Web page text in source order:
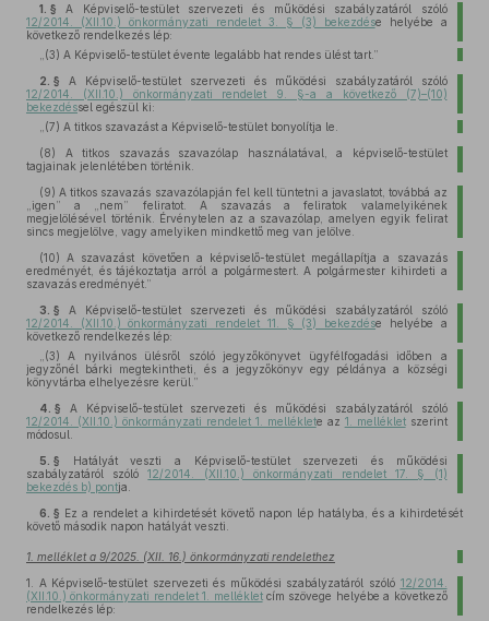
1. § A Képviselő-testület szervezeti és működési szabályzatáról szóló
12/2014. (XII.10.) önkormányzati rendelet 3. § (3) bekezdése helyébe a
következő rendelkezés lép:
„(3) A Képviselő-testület évente legalább hat rendes ülést tart.”
2. § A Képviselő-testület szervezeti és működési szabályzatáról szóló
12/2014. (XII.10.) önkormányzati rendelet 9. §-a a következő (7)–(10)
bekezdéssel egészül ki:
„(7) A titkos szavazást a Képviselő-testület bonyolítja le.
(8) A titkos szavazás szavazólap használatával, a képviselő-testület
tagjainak jelenlétében történik.
(9) A titkos szavazás szavazólapján fel kell tüntetni a javaslatot, továbbá az
„igen” a „nem” feliratot. A szavazás a feliratok valamelyikének
megjelölésével történik. Érvénytelen az a szavazólap, amelyen egyik felirat
sincs megjelölve, vagy amelyiken mindkettő meg van jelölve.
(10) A szavazást követően a képviselő-testület megállapítja a szavazás
eredményét, és tájékoztatja arról a polgármestert. A polgármester kihirdeti a
szavazás eredményét.”
3. § A Képviselő-testület szervezeti és működési szabályzatáról szóló
12/2014. (XII.10.) önkormányzati rendelet 11. § (3) bekezdése helyébe a
következő rendelkezés lép:
„(3) A nyilvános ülésről szóló jegyzőkönyvet ügyfélfogadási időben a
jegyzőnél bárki megtekintheti, és a jegyzőkönyv egy példánya a községi
könyvtárba elhelyezésre kerül.”
4. § A Képviselő-testület szervezeti és működési szabályzatáról szóló
12/2014. (XII.10.) önkormányzati rendelet 1. melléklete az 1. mellékletszerint
módosul.
5. § Hatályát veszti a Képviselő-testület szervezeti és működési
szabályzatáról szóló12/2014. (XII.10.) önkormányzati rendelet 17. § (1)
bekezdés b) pontja.
6. § Ez a rendelet a kihirdetését követő napon lép hatályba, és a kihirdetését
követő második napon hatályát veszti.
1. melléklet a 9/2025. (XII. 16.) önkormányzati rendelethez
1.
A Képviselő-testület szervezeti és működési szabályzatáról szóló 12/2014.
(XII.10.) önkormányzati rendelet 1. mellékletcím szövege helyébe a következő
rendelkezés lép: